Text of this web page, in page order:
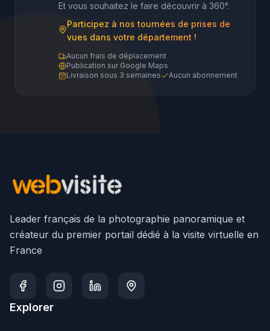
Et vous souhaitez le faire découvrir à 360°.
Participez à nos tournées de prises de
vues dans votre département !
Aucun frais de déplacement
Publication sur Google Maps
Livraison sous 3 semaines
Aucun abonnement
Leader français de la photographie panoramique et
créateur du premier portail dédié à la visite virtuelle en
France
Explorer